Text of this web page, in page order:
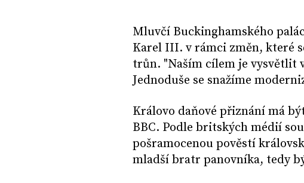
Mluvčí Buckinghamského
Karel III. v rámci změn, které
trůn. "Naším cílem je vysvětlit
Jednoduše se snažíme
Královo daňové přiznání má
BBC. Podle britských médií
pošramocenou pověstí
mladší bratr panovníka, tedy